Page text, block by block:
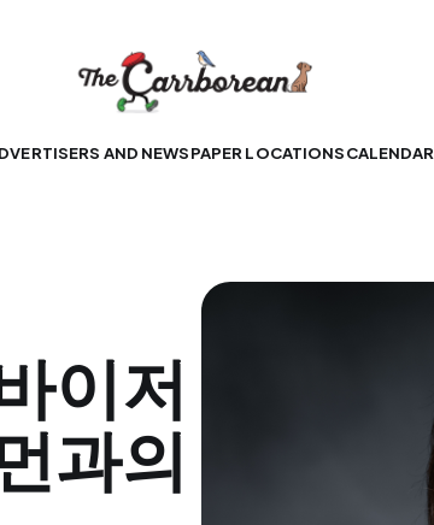
AND NEWSPAPER LOCATIONSCALENDAR
이저
과의